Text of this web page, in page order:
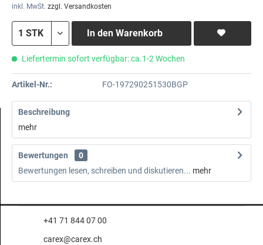
inkl. MwSt. zzgl. Versandkosten
In den Warenkorb
Liefertermin sofort verfügbar: ca.1-2 Wochen
Artikel-Nr.: FO-197290251530BGP
Beschreibung
mehr
Bewertungen
0
Bewertungen lesen, schreiben und diskutieren... mehr
+41 71 844 07 00
carex@carex.ch